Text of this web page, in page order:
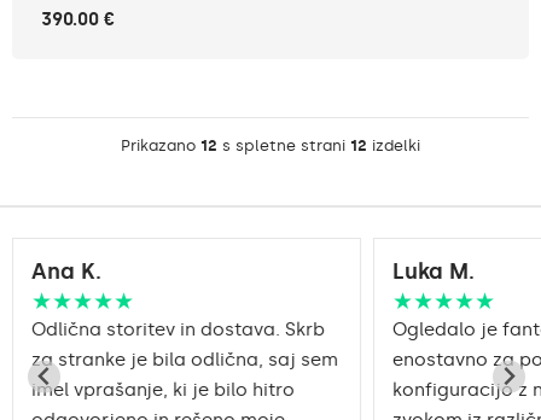
390.00 €
Prikazano 12 s spletne strani 12 izdelki
Ana K.
★★★★★
Odlična storitev in dostava. Skrb
za stranke je bila odlična, saj sem
imel vprašanje, ki je bilo hitro
Luka M.
★★★★★
Ogledalo je
enostavno za
konfiguracijo z